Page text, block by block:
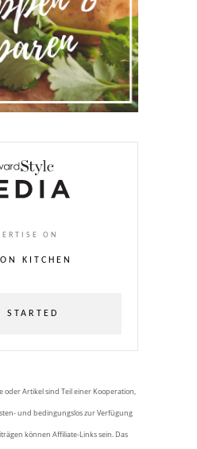
ON
KITCHEN
STARTED
Artikel sind Teil einer Kooperation,
und bedingungslos zur Verfügung
können Affiliate-Links sein. Das